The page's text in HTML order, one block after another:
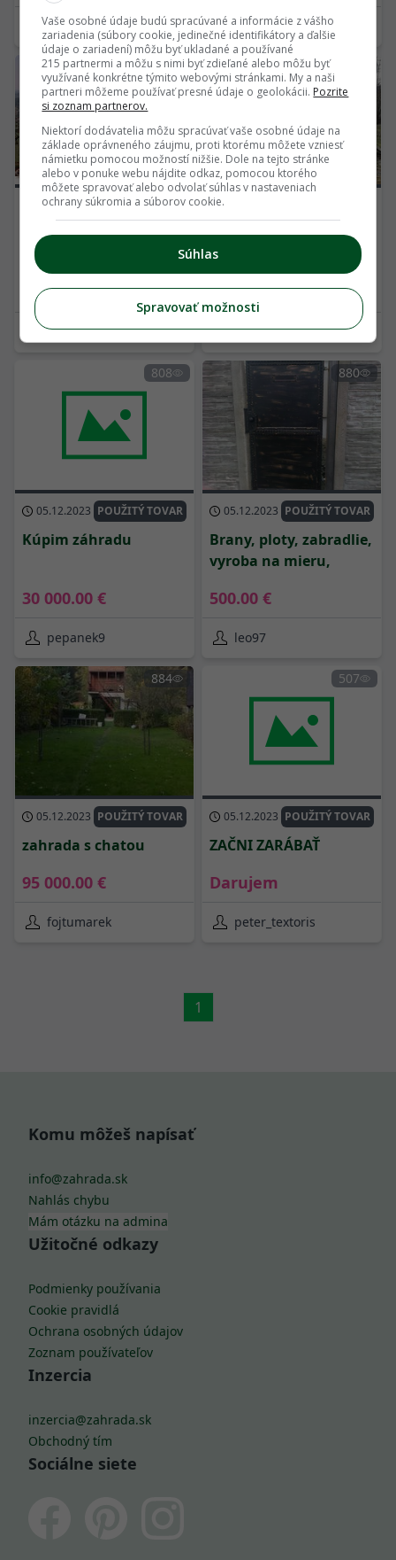
palino12 beo00
750
05.12.2023 POUŽITÝ TOVAR
PREDAM REKREACNY
POZEMOK...
30 000.00 €
milan_trnavsky
záhrada s murovanou
chatkou
22 900.00 €
henrieta_ikasova
808
05.12.2023 POUŽITÝ TOVAR
Kúpim záhradu
30 000.00 €
pepanek9
880
05.12.2023 POUŽITÝ TOVAR
Brany, ploty, zabradlie,
vyroba na mieru,
500.00 €
leo97
884
05.12.2023 POUŽITÝ TOVAR
zahrada s chatou
95 000.00 €
fojtumarek
507
05.12.2023 POUŽITÝ TOVAR
ZAČNI ZARÁBAŤ
Darujem
peter_textoris
1
Komu môžeš napísať
info@zahrada.sk
Nahlás chybu
Mám otázku na admina
Užitočné odkazy
Podmienky používania
Cookie pravidlá
Ochrana osobných údajov
Zoznam používateľov
Inzercia
inzercia@zahrada.sk
Obchodný tím
Sociálne siete
Vaše osobné údaje budú spracúvané a informácie z vášho
zariadenia (súbory cookie, jedinečné identifikátory a ďalšie
údaje o zariadení) môžu byť ukladané a používané
215 partnermi a môžu s nimi byť zdieľané alebo môžu byť
využívané konkrétne týmito webovými stránkami. My a naši
partneri môžeme používať presné údaje o geolokácii. Pozrite
si zoznam partnerov.
Niektorí dodávatelia môžu spracúvať vaše osobné údaje na
základe oprávneného záujmu, proti ktorému môžete vzniesť
námietku pomocou možností nižšie. Dole na tejto stránke
alebo v ponuke webu nájdite odkaz, pomocou ktorého
môžete spravovať alebo odvolať súhlas v nastaveniach
ochrany súkromia a súborov cookie.
Súhlas
Spravovať možnosti